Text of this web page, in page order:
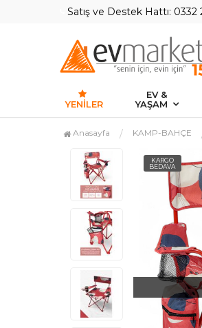
Satış ve Destek Hattı: 0332
YENILER
EV &
YAŞAM
Anasayfa KAMP-BAHÇE
KARGO
BEDAVA